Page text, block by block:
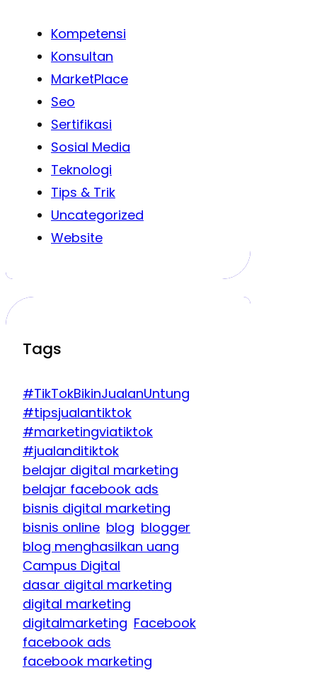
Kompetensi
Konsultan
MarketPlace
Seo
Sertifikasi
Sosial Media
Teknologi
Tips & Trik
Uncategorized
Website
Tags
#TikTokBikinJualanUntung
#tipsjualantiktok
#marketingviatiktok
#jualanditiktok
belajar digital marketing
belajar facebook ads
bisnis digital marketing
bisnis online blog blogger
blog menghasilkan uang
Campus Digital
dasar digital marketing
digital marketing
digitalmarketing Facebook
facebook ads
facebook marketing